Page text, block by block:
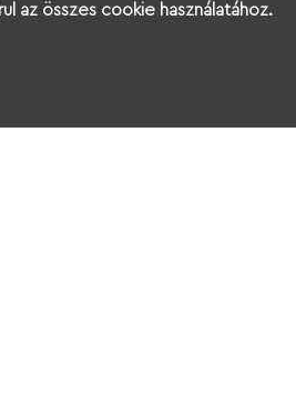
az összes cookie használatához.